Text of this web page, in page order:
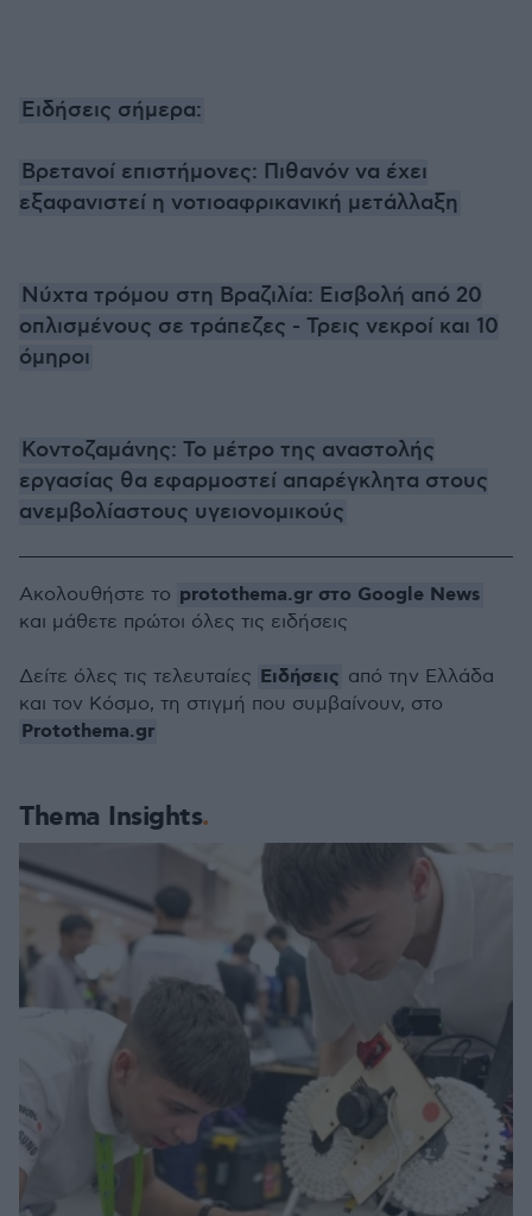
Ειδήσεις σήμερα:
Βρετανοί επιστήμονες: Πιθανόν να έχει
εξαφανιστεί η νοτιοαφρικανική μετάλλαξη
Νύχτα τρόμου στη Βραζιλία: Εισβολή από 20
οπλισμένους σε τράπεζες - Τρεις νεκροί και 10
όμηροι
Κοντοζαμάνης: Το μέτρο της αναστολής
εργασίας θα εφαρμοστεί απαρέγκλητα στους
ανεμβολίαστους υγειονομικούς
Thema Insights
Ακολουθήστε το protothema.gr στο Google News
και μάθετε πρώτοι όλες τις ειδήσεις
Δείτε όλες τις τελευταίες Ειδήσεις από την Ελλάδα
και τον Κόσμο, τη στιγμή που συμβαίνουν, στο
Protothema.gr